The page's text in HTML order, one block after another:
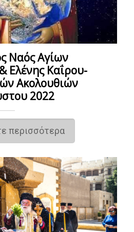
Ναός Αγίων
Ελένης Καΐρου-
Ακολουθιών
2022
περισσότερα